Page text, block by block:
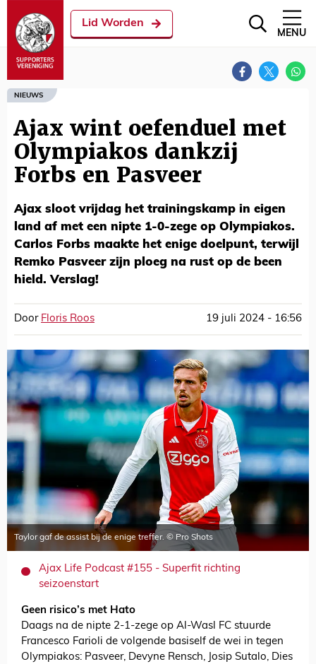
Lid Worden
MENU
NIEUWS
Ajax wint oefenduel met
Olympiakos dankzij
Forbs en Pasveer
Ajax sloot vrijdag het trainingskamp in eigen
land af met een nipte 1-0-zege op Olympiakos.
Carlos Forbs maakte het enige doelpunt, terwijl
Remko Pasveer zijn ploeg na rust op de been
hield. Verslag!
Door Floris Roos 19 juli 2024 - 16:56
Taylor gaf de assist bij de enige treffer. © Pro Shots
Ajax Life Podcast #155 - Superfit richting
seizoenstart
Geen risico’s met Hato
Daags na de nipte 2-1-zege op Al-Wasl FC stuurde
Francesco Farioli de volgende basiself de wei in tegen
Olympiakos: Pasveer, Devyne Rensch, Josip Sutalo, Dies